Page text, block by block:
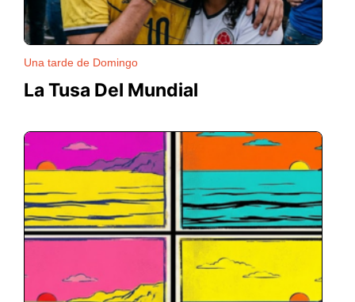
Una tarde de Domingo
La Tusa Del Mundial